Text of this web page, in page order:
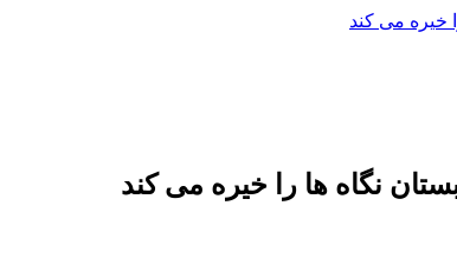
خیره می کند
نگاه ها را خیره می کند